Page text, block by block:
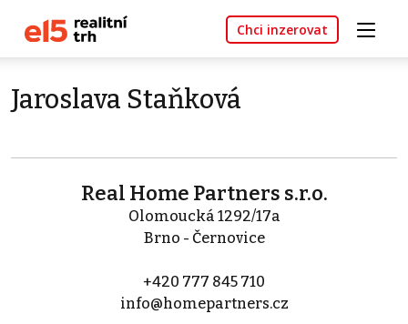
Chci inzerovat
Jaroslava Staňková
Real Home Partners s.r.o.
Olomoucká 1292/17a
Brno - Černovice
+420 777 845 710
info@homepartners.cz